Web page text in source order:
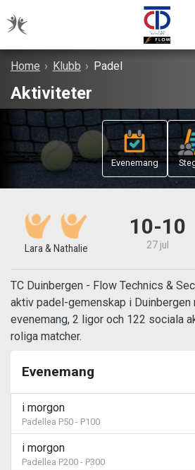
Home › Klubb › Padel
Aktiviteter
Evenemang
Lara & Nathalie
10-10
27 jul
TC Duinbergen - Flow Technics &
aktiv padel-gemenskap i Duinbergen
evenemang, 2 ligor och 122 sociala
roliga matcher.
Evenemang
i morgon
Padellea P50 - P100
i morgon
Padellea P200 - P300